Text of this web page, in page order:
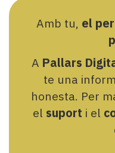
Amb tu, el
A Pallars
te una
honesta. Per
el suport i el